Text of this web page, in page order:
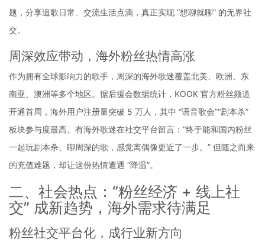
题，分享追歌日常、交流生活点滴，真正实现 “想聊就聊” 的无界社
交。
周深效应带动，海外粉丝热情高涨
作为拥有全球影响力的歌手，周深的海外歌迷覆盖北美、欧洲、东
南亚、澳洲等多个地区。据后援会数据统计，KOOK 官方粉丝频道
开通首周，海外用户注册量突破 5 万人，其中 “语音歌会”“剧本杀”
板块参与度最高。有海外歌迷在社交平台留言：“终于能和国内粉丝
一起玩剧本杀、聊周深的歌，感觉离偶像更近了一步。” 但随之而来
的充值难题，却让这份热情遭遇 “降温”。
二、社会热点：“粉丝经济 + 线上社
交” 成新趋势，海外需求待满足
粉丝社交平台化，成行业新方向